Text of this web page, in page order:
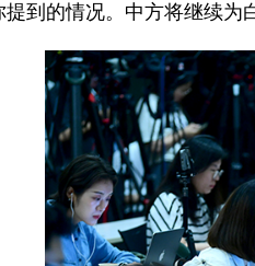
到的情况。中方将继续